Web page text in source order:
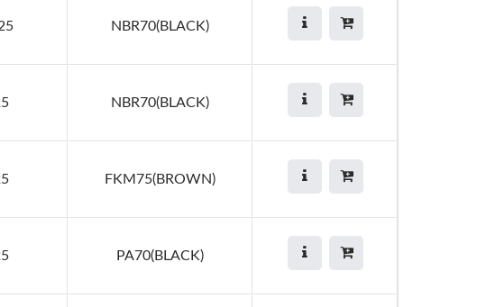
NBR70(BLACK)
NBR70(BLACK)
FKM75(BROWN)
PA70(BLACK)